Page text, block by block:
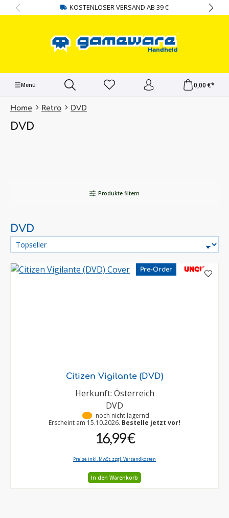
springen KOSTENLOSER VERSAND AB 39 €
Menü 0,00 €*
Home Retro DVD
DVD
Produkte filtern
DVD
Pre-Order UNCUT
Citizen Vigilante (DVD)
Herkunft: Österreich
DVD
noch nicht lagernd
Erscheint am 15.10.2026. Bestelle jetzt vor!
16,99 €
Preise inkl. MwSt. zzgl. Versandkosten
In den Warenkorb